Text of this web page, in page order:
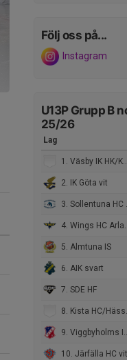
Följ oss på...
Instagram
U13P Grupp B
25/26
Lag
1. Väsby IK HK/Knivsta IS
2. IK Göta vit
3. Sollentuna HC vit
4. Wings HC Arlanda
5. Almtuna IS
6. AIK svart
7. SDE HF
8. Kista HC/Hässelby Kälvesta HC
9. Viggbyholms IK blå
10. Järfälla HC vit